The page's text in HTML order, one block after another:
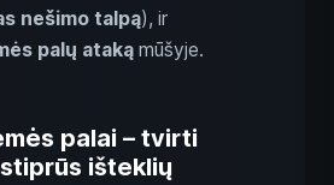
nešimo talpą), ir
palų ataką mūšyje.
palai – tvirti
išteklių